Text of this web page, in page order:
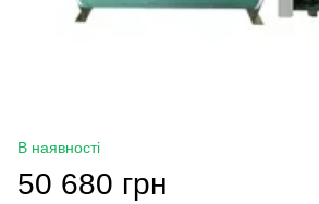
В наявності
50 680 грн